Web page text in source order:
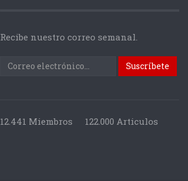
Recibe nuestro correo semanal.
12.441 Miembros 122.000 Articulos